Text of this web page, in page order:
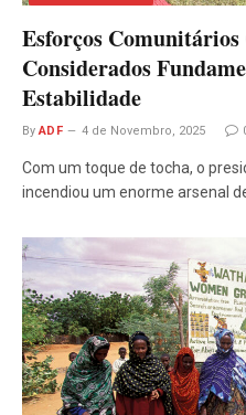
Esforços
Considerados
Estabilidade
By ADF 4 de Novembro, 2025
Com um toque de tocha, o
incendiou um enorme arsenal